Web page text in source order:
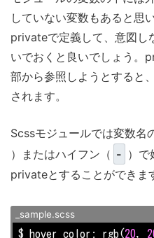
していない変数もあると思
privateで定義して、意図し
いでおくと良いでしょう。
部から参照しようとすると
されます。
Scssモジュールでは変数名
）またはハイフン（ - ）で
privateとすることができま
_sample.scss
$_hover_color: rgb(20,